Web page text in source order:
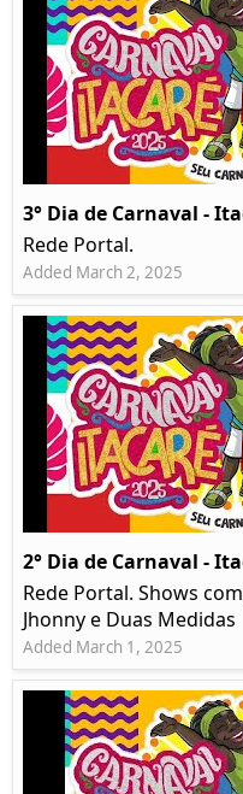
3° Dia de Carnaval -
Rede Portal.
Added March 2, 2025
2° Dia de Carnaval -
Rede Portal. Shows
Jhonny e Duas Medidas
Added March 1, 2025